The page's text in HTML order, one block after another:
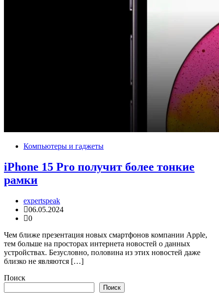
Компьютеры и гаджеты
iPhone 15 Pro получит более тонкие
рамки
expertspeak
06.05.2024
0
Чем ближе презентация новых смартфонов компании Apple,
тем больше на просторах интернета новостей о данных
устройствах. Безусловно, половина из этих новостей даже
близко не являются […]
Поиск
Поиск